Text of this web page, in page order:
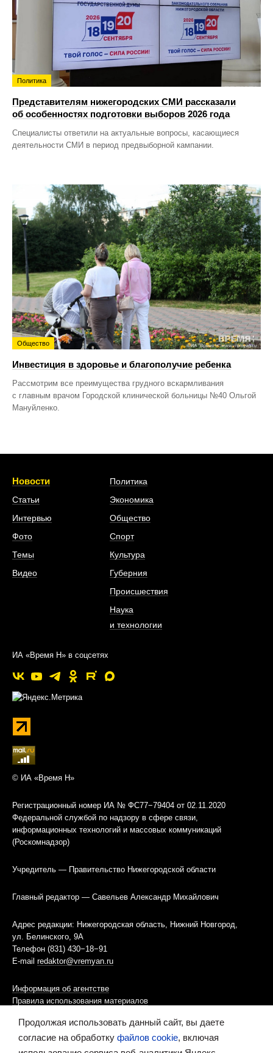
Политика
Представителям нижегородских СМИ рассказали
об особенностях подготовки выборов 2026 года
Специалисты ответили на актуальные вопросы, касающиеся
деятельности СМИ в период предвыборной кампании.
Общество
Инвестиция в здоровье и благополучие ребенка
Рассмотрим все преимущества грудного вскармливания
с главным врачом Городской клинической больницы №40 Ольгой
Мануйленко.
Новости
Статьи
Интервью
Фото
Темы
Видео
Политика
Экономика
Общество
Спорт
Культура
Губерния
Происшествия
Наука
и технологии
ИА «Время Н» в соцсетях
© ИА «Время Н»
Регистрационный номер ИА № ФС77−79404 от 02.11.2020
Федеральной службой по надзору в сфере связи,
информационных технологий и массовых коммуникаций
(Роскомнадзор)
Учредитель — Правительство Нижегородской области
Главный редактор — Савельев Александр Михайлович
Адрес редакции: Нижегородская область, Нижний Новгород,
ул. Белинского, 9А
Телефон (831) 430−18−91
E-mail redaktor@vremyan.ru
Информация об агентстве
Правила использования материалов
Информационная политика использования «cookies»-файлов
Продолжая использовать данный сайт, вы даете
согласие на обработку файлов cookie, включая